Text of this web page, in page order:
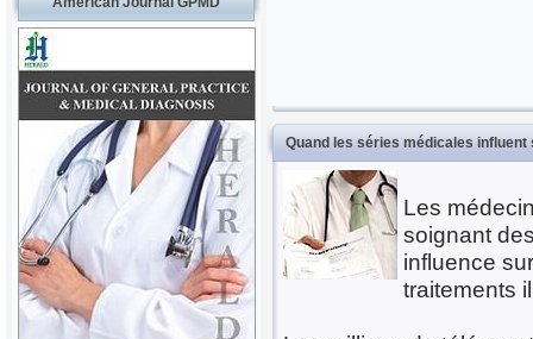
Quand les séries médicales
Les
soignant
influence
traitements